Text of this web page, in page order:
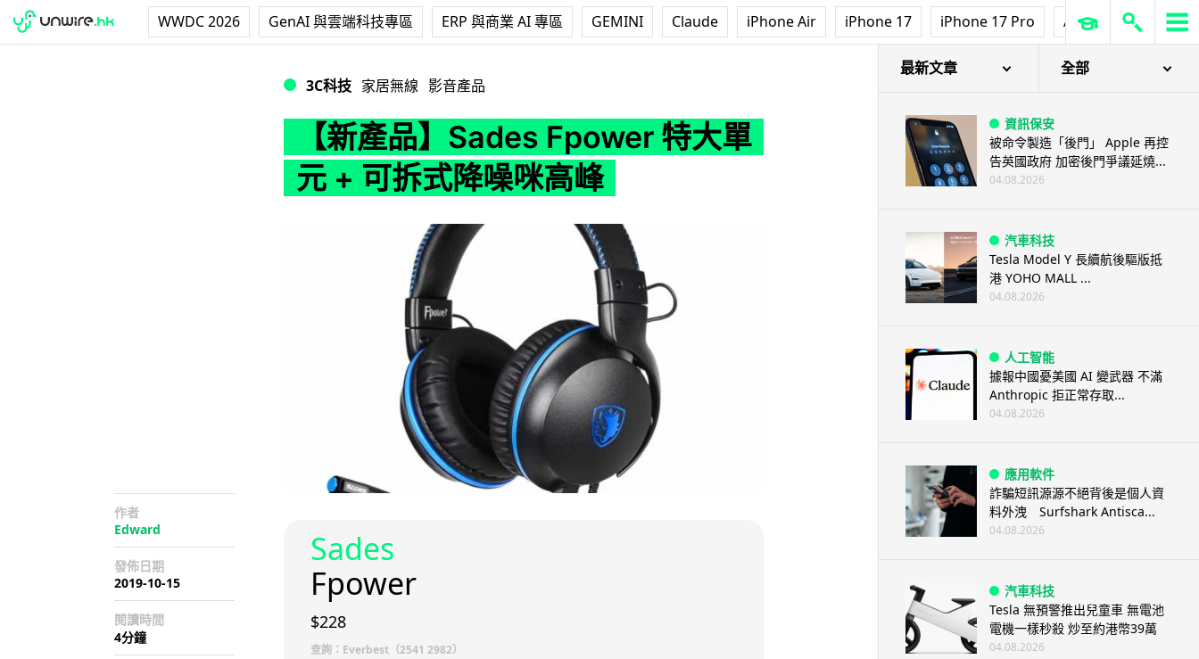
WWDC 2026 GenAI 與雲端科技專區 ERP 與商業 AI 專區 GEMINI Claude iPhone Air iPhone 17 iPhone 17 Pro AirPods Pro 3
3C科技 家居無線 影音產品
【新產品】Sades Fpower 特大單
元 + 可拆式降噪咪高峰
作者
Edward
發佈日期
2019-10-15
閱讀時間
4分鐘
Sades
Fpower
$228
查詢：Everbest（2541 2982）
最新文章 全部
資訊保安
被命令製造「後門」 Apple 再控
告英國政府 加密後門爭議延燒...
04.08.2026
汽車科技
Tesla Model Y 長續航後驅版抵
港 YOHO MALL ...
04.08.2026
人工智能
據報中國憂美國 AI 變武器 不滿
Anthropic 拒正常存取...
04.08.2026
應用軟件
詐騙短訊源源不絕背後是個人資
料外洩 Surfshark Antisca...
04.08.2026
汽車科技
Tesla 無預警推出兒童車 無電池
電機一樣秒殺 炒至約港幣39萬
04.08.2026